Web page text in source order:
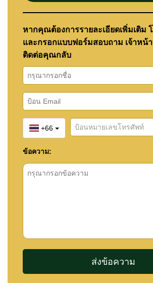
หากคุณต้องการรายละเอียดเพิ่มเติม
และกรอกแบบฟอร์มสอบถาม เจ้าหน้า
ติดต่อคุณกลับ
+66
ข้อความ: